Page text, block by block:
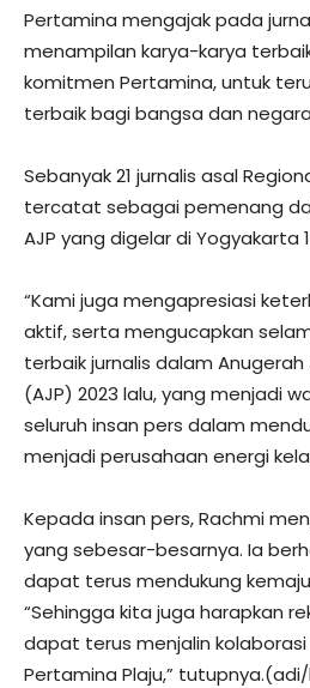
Pertamina mengajak pada
menampilan karya-karya
komitmen Pertamina, untuk
terbaik bagi bangsa dan
Sebanyak 21 jurnalis asal
tercatat sebagai pemenang
AJP yang digelar di Yogyakarta
“Kami juga mengapresiasi
aktif, serta mengucapkan
terbaik jurnalis dalam
(AJP) 2023 lalu, yang menjadi
seluruh insan pers dalam
menjadi perusahaan energi
Kepada insan pers, Rachmi
yang sebesar-besarnya. Ia
dapat terus mendukung
“Sehingga kita juga harapkan
dapat terus menjalin kolaborasi
Pertamina Plaju,”